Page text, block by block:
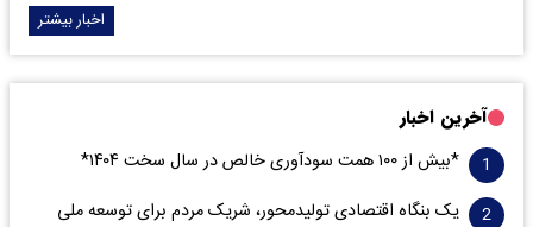
اخبار بیشتر
آخرین اخبار
*بیش از ۱۰۰ همت سودآوری خالص در سال سخت ۱۴۰۴*
یک بنگاه اقتصادی تولیدمحور، شریک مردم برای توسعه ملی